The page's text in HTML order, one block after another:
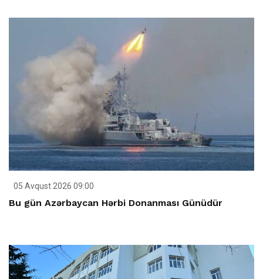
05 Avqust 2026 09:00
Bu gün Azərbaycan Hərbi Donanması Günüdür